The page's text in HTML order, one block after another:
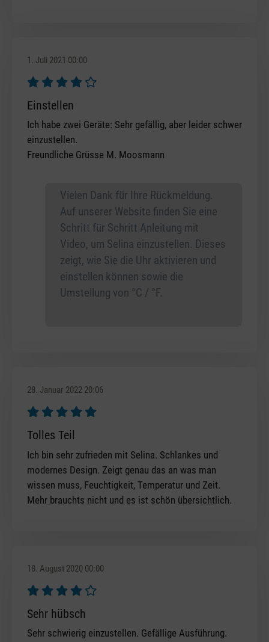
1. Juli 2021 00:00
Bewertung mit 4 von 5 Sternen
Einstellen
Ich habe zwei Geräte: Sehr gefällig, aber leider schwer
einzustellen.
Freundliche Grüsse M. Moosmann
Vielen Dank für Ihre Rückmeldung.
Auf unserer Website finden Sie eine
Schritt für Schritt Anleitung mit
Video, um Selina einzustellen. Dieses
zeigt, wie Sie die Uhr aktivieren und
einstellen können sowie die
Umstellung von °C / °F.
28. Januar 2022 20:06
Bewertung mit 5 von 5 Sternen
Tolles Teil
Ich bin sehr zufrieden mit Selina. Schlankes und
modernes Design. Zeigt genau das an was man
wissen muss, Feuchtigkeit, Temperatur und Zeit.
Mehr brauchts nicht und es ist schön übersichtlich.
18. August 2020 00:00
Bewertung mit 4 von 5 Sternen
Sehr hübsch
Sehr schwierig einzustellen. Gefällige Ausführung.